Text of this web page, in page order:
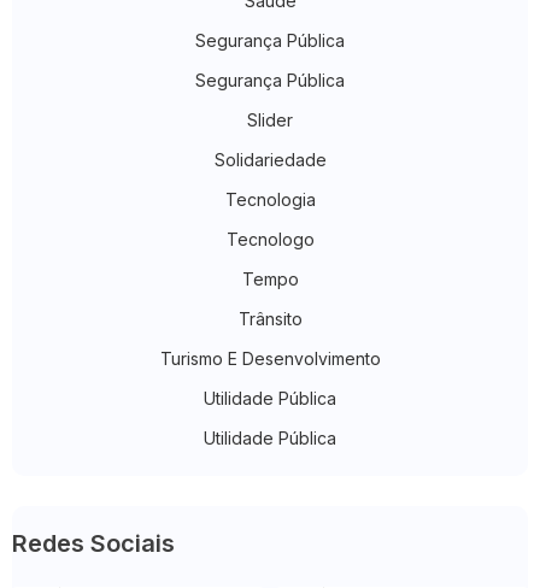
Segurança Pública
Segurança Pública
Slider
Solidariedade
Tecnologia
Tecnologo
Tempo
Trânsito
Turismo E Desenvolvimento
Utilidade Pública
Utilidade Pública
Redes Sociais